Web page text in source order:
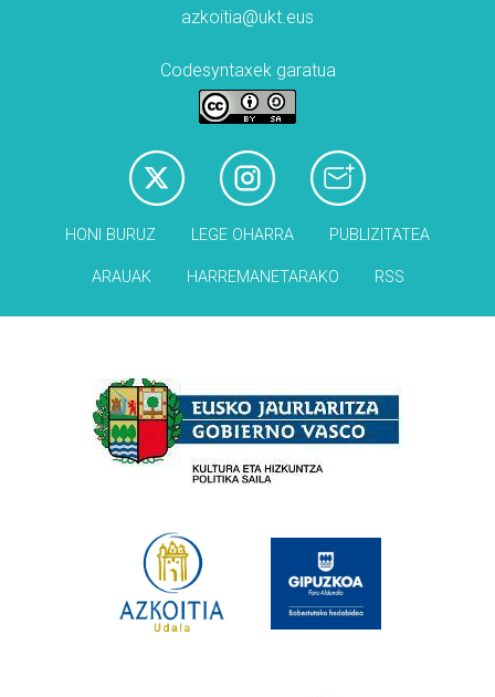
azkoitia@ukt.eus
Codesyntaxek garatua
HONI BURUZ LEGE OHARRA PUBLIZITATEA
ARAUAK HARREMANETARAKO RSS